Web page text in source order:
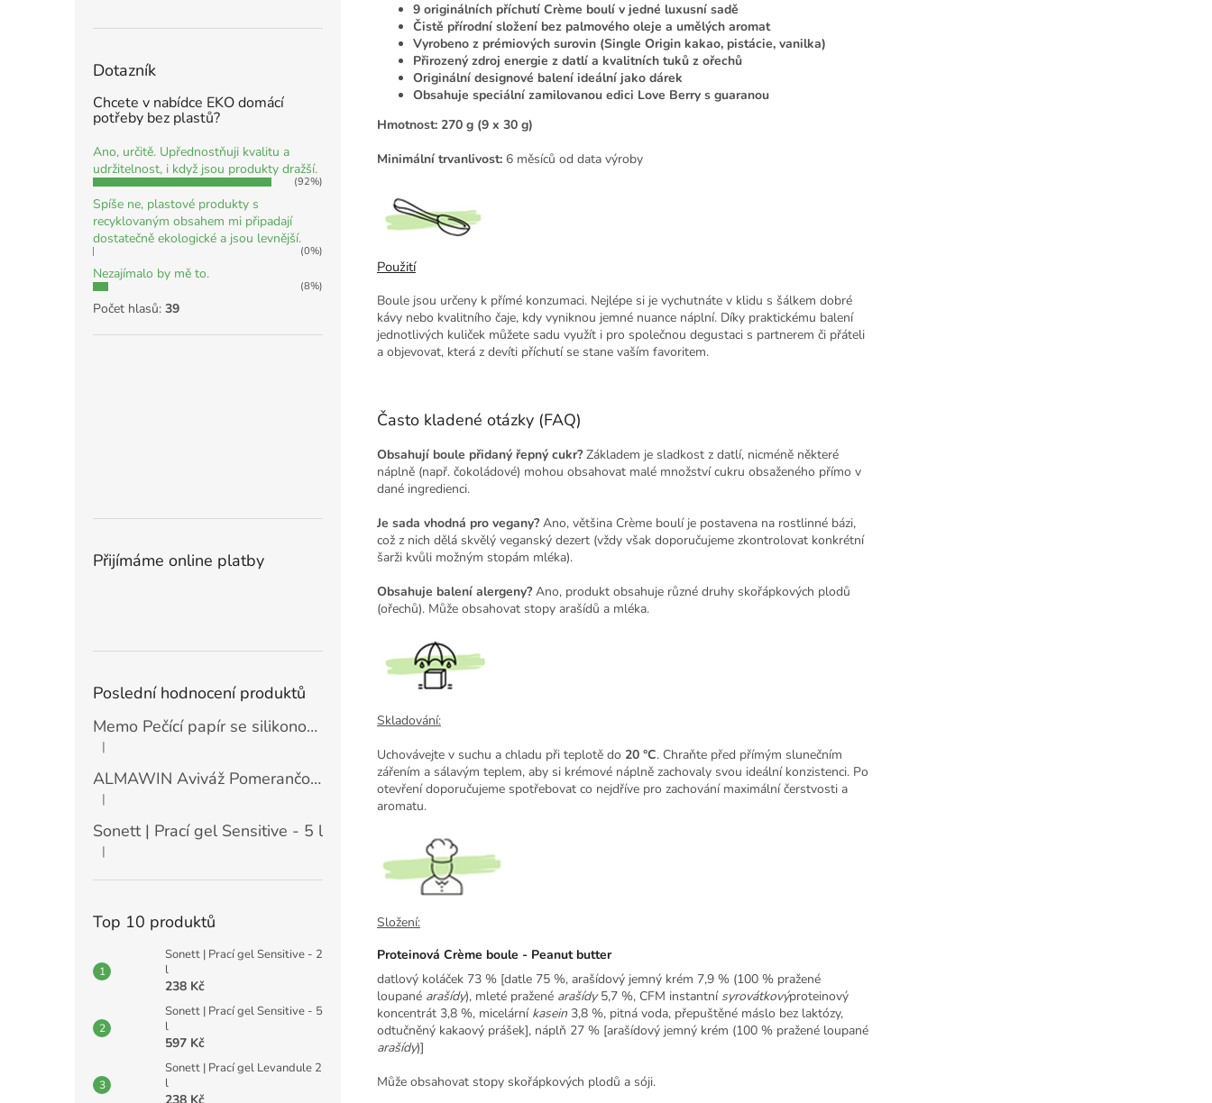
Dotazník
Chcete v nabídce EKO domácí
potřeby bez plastů?
Ano, určitě. Upřednostňuji kvalitu a
udržitelnost, i když jsou produkty dražší.
(92%)
Spíše ne, plastové produkty s
recyklovaným obsahem mi připadají
dostatečně ekologické a jsou levnější.
(0%)
Nezajímalo by mě to.
(8%)
Počet hlasů: 39
Přijímáme online platby
Poslední hodnocení produktů
Memo Pečící papír se silikonovou vrstvou (30 ks)
Hodnocení produktu je 5 z 5 hvězdiček.
|
ALMAWIN Aviváž Pomerančový květ 750 ml
Hodnocení produktu je 5 z 5 hvězdiček.
|
Sonett | Prací gel Sensitive - 5 l
Hodnocení produktu je 5 z 5 hvězdiček.
|
Top 10 produktů
Sonett | Prací gel Sensitive - 2
l
238 Kč
Sonett | Prací gel Sensitive - 5
l
597 Kč
Sonett | Prací gel Levandule 2
l
9 originálních příchutí Crème boulí v jedné luxusní sadě
Čistě přírodní složení bez palmového oleje a umělých aromat
Vyrobeno z prémiových surovin (Single Origin kakao, pistácie, vanilka)
Přirozený zdroj energie z datlí a kvalitních tuků z ořechů
Originální designové balení ideální jako dárek
Obsahuje speciální zamilovanou edici Love Berry s guaranou
Hmotnost: 270 g (9 x 30 g)
Minimální trvanlivost: 6 měsíců od data výroby
Použití
Boule jsou určeny k přímé konzumaci. Nejlépe si je vychutnáte v klidu s šálkem dobré
kávy nebo kvalitního čaje, kdy vyniknou jemné nuance náplní. Díky praktickému balení
jednotlivých kuliček můžete sadu využít i pro společnou degustaci s partnerem či přáteli
a objevovat, která z devíti příchutí se stane vaším favoritem.
Často kladené otázky (FAQ)
Obsahují boule přidaný řepný cukr?Základem je sladkost z datlí, nicméně některé
náplně (např. čokoládové) mohou obsahovat malé množství cukru obsaženého přímo v
dané ingredienci.
Je sada vhodná pro vegany?Ano, většina Crème boulí je postavena na rostlinné bázi,
což z nich dělá skvělý veganský dezert (vždy však doporučujeme zkontrolovat konkrétní
šarži kvůli možným stopám mléka).
Obsahuje balení alergeny?Ano, produkt obsahuje různé druhy skořápkových plodů
(ořechů). Může obsahovat stopy arašídů a mléka.
Skladování:
Uchovávejte v suchu a chladu při teplotě do 20 °C. Chraňte před přímým slunečním
zářením a sálavým teplem, aby si krémové náplně zachovaly svou ideální konzistenci. Po
otevření doporučujeme spotřebovat co nejdříve pro zachování maximální čerstvosti a
aromatu.
Složení:
Proteinová Crème boule - Peanut butter
datlový koláček 73 % [datle 75 %, arašídový jemný krém 7,9 % (100 % pražené
loupané arašídy), mleté pražené arašídy5,7 %, CFM instantní syrovátkovýproteinový
koncentrát 3,8 %, micelární kasein 3,8 %, pitná voda, přepuštěné máslo bez laktózy,
odtučněný kakaový prášek], náplň 27 % [arašídový jemný krém (100 % pražené loupané
arašídy)]
Může obsahovat stopy skořápkových plodů a sóji.